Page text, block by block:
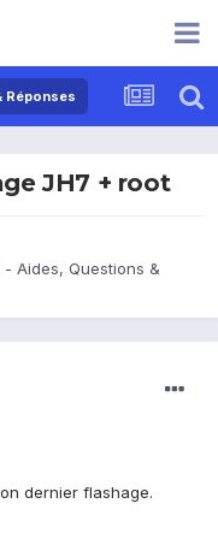
Réponses
JH7 + root
- Aides, Questions &
dernier flashage.